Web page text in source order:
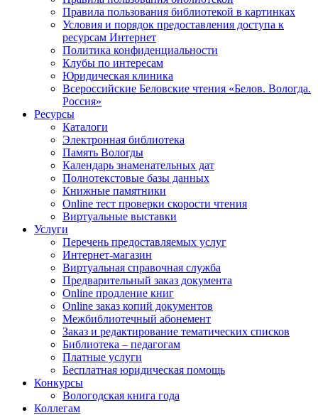
Правила пользования библиотекой в картинках
Условия и порядок предоставления доступа к
ресурсам Интернет
Политика конфиденциальности
Клубы по интересам
Юридическая клиника
Всероссийские Беловские чтения «Белов. Вологда.
Россия»
Ресурсы
Каталоги
Электронная библиотека
Память Вологды
Календарь знаменательных дат
Полнотекстовые базы данных
Книжные памятники
Online тест проверки скорости чтения
Виртуальные выставки
Услуги
Перечень предоставляемых услуг
Интернет-магазин
Виртуальная справочная служба
Предварительный заказ документа
Online продление книг
Online заказ копий документов
Межбиблиотечный абонемент
Заказ и редактирование тематических списков
Библиотека – педагогам
Платные услуги
Бесплатная юридическая помощь
Конкурсы
Вологодская книга года
Коллегам